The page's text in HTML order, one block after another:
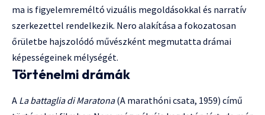
ma is figyelemreméltó vizuális megoldásokkal és narratív
szerkezettel rendelkezik. Nero alakítása a fokozatosan
őrületbe hajszolódó művészként megmutatta drámai
képességeinek mélységét.
Történelmi drámák
A La battaglia di Maratona(A marathóni csata, 1959) című